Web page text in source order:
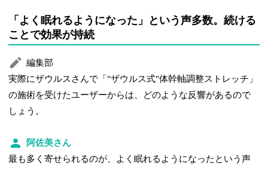
「よく眠れるようになった」という声多数。続ける
ことで効果が持続
編集部
実際にザウルスさんで「"ザウルス式"体幹軸調整ストレッチ」
の施術を受けたユーザーからは、どのような反響があるので
しょう。
阿佐美さん
最も多く寄せられるのが、よく眠れるようになったという声